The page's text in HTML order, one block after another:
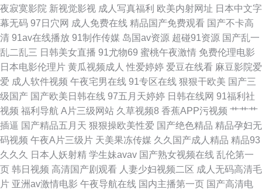
在线视频 国产日韩欧美 亚洲精品久久限制级 91草你妹 精品国产wwwww 91
国产精品传媒 亚洲二区成人 免费观看91 草草影院三区四区 福利导航第一福
利站 91香蕉污污污 97电影总资源 久热久草青精品视频网 少妇高清无码一区
二区 国产黑丝 人人超碰干 色欲av网站 午夜刺激av片 欧美在线资源 俺去也
99 国产极品美女极品视频 日韩五码在线 天天爽亚洲中文 国产精品二三区视
频 五月天伊人影院 日韩精品中文字幕资源 日屄导航 韩国一级网站 亚洲五月
夜寂寞影院 新视觉影视 成人写真福利 欧美内射网址 日本中文字
幕无码 97日穴网 成人免费在线 精品国产免费观看 国产不卡高
清 91av在线播放 91制作传媒 岛国av资源 超碰91资源 国产乱一
乱二乱三 日韩美女直播 91尤物69 蜜桃午夜激情 免费伦理电影
日本电影伦理片 黄瓜视频成人 性爱婷婷 爱豆在线看 麻豆影院爱
爱 成人软件视频 午夜宅男在线 91专区在线 狠狠干欧美 国产三
级国产 国产欧美日韩在线 97五月天婷婷 日韩在线网 91福利社
视频 福利导航 A片三级网站 久草视频8 香蕉APP污视频 艹艹艹
插逼 国产精品五月天 狠狠操欧美性爱 国产绝色精品 精品孕妇无
码视频 午夜A片三级片 天美果冻传媒 久久国产成人精品 精品93
久久久
日本人妖射精 学生妹avav 国产熟女视频在线 乱伦第一
页 韩日视频 高清国产剧观看 人妻少妇视频二区 成人无码高清毛
片 亚洲av激情电影 午夜导航在线 国内主播第一页 国产高清电